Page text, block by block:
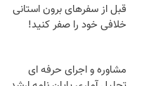
قبل از سفرهای برون استانی
خلافی خود را صفر کنید!
مشاوره و اجرای حرفه ای